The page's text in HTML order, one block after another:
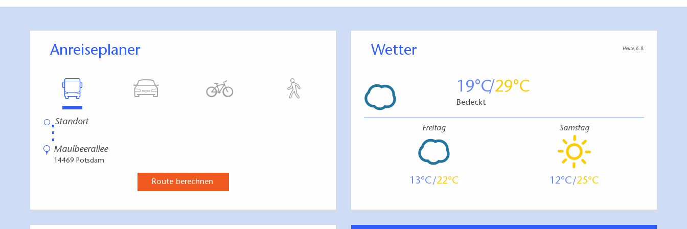
Der Weg zum Schloss Sanssouci vom Besucherparkplatz führt an der Historischen Mühle vorbei. Nach Überquerung der Maulbeerallee führt ein steiles
Für den Besuch anderer Bereiche des Schlossparks werden ggf. andere Parkplätze empfohlen, z.B. am Neuen Palais oder die Tiefgarage am Luisenplatz
Zugang und Wege Außenbereich
stufenlose Wegeführung möglich
Wegebeschaffenheit:
Von der den Park durchquerenden Straße "Maulbeerallee" abgesehen sind der Ökonomieweg und der Selloweg die einzigen asphaltierten Parkwege, alle anderen
sind mit wassergebundener Decke befestigt
Kommentar:
Der Park Sanssouci ist ca. 300 ha groß. Von den 20 Parkeingängen sind jene an der Orangerie und an der Wachtreppe zum Schloss nicht für Gäste mit
Mobilitätseinschränkungen geeignet.
Der Park lässt sich in drei Teile mit unterschiedlichem Höhen-Niveau unterscheiden: 1) Hauptweg/ Fontäne, 2) Schloss-Ebene, 3) Orangerie-Ebene. Zwischen
Anreiseplaner
⋮
Maulbeerallee
14469 Potsdam
Route berechnen
Wetter Heute, 6. 8.
19 29
Bedeckt
Freitag
13 22
Samstag
12 25